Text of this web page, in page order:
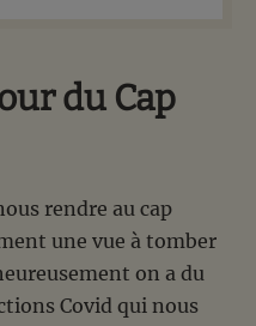
du Cap
rendre au cap
une vue à tomber
on a du
Covid qui nous